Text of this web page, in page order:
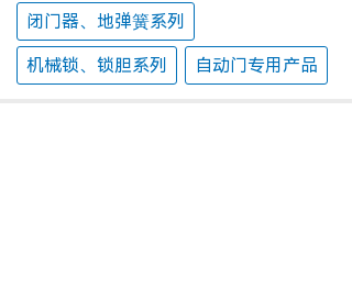
闭门器、地弹簧系列
机械锁、锁胆系列 自动门专用产品